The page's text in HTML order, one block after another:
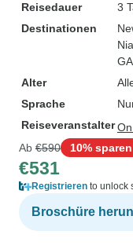
Reisedauer
3
Destinationen
Alter
Sprache
Reiseveranstalter
Ab €590 10% sparen
€531
Registrieren to unlock
Broschüre